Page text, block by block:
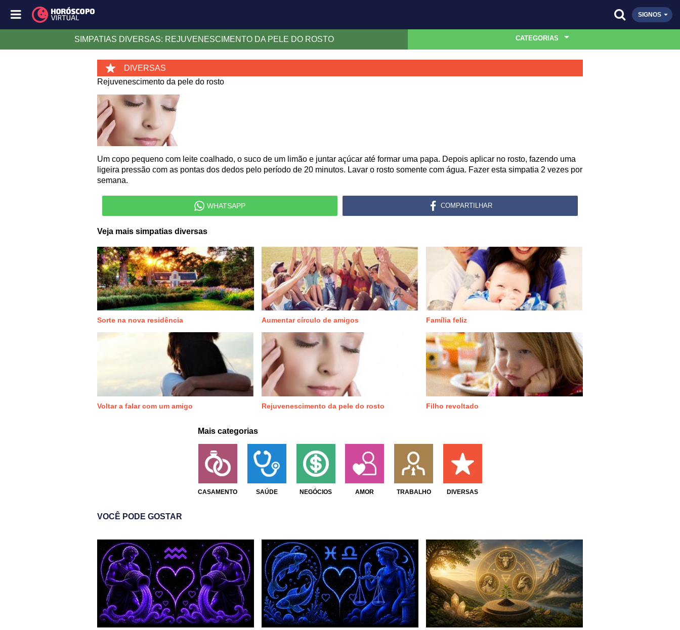
SIGNOS
SIMPATIAS DIVERSAS: REJUVENESCIMENTO DA PELE DO ROSTO CATEGORIAS
DIVERSAS
Rejuvenescimento da pele do rosto
Um copo pequeno com leite coalhado, o suco de um limão e juntar açúcar até formar uma papa. Depois aplicar no rosto, fazendo uma
ligeira pressão com as pontas dos dedos pelo período de 20 minutos. Lavar o rosto somente com água. Fazer esta simpatia 2 vezes por
semana.
WHATSAPP COMPARTILHAR
Veja mais simpatias diversas
Sorte na nova residência Aumentar círculo de amigos Família feliz
Voltar a falar com um amigo Rejuvenescimento da pele do rosto Filho revoltado
Mais categorias
CASAMENTO SAÚDE NEGÓCIOS AMOR TRABALHO DIVERSAS
VOCÊ PODE GOSTAR